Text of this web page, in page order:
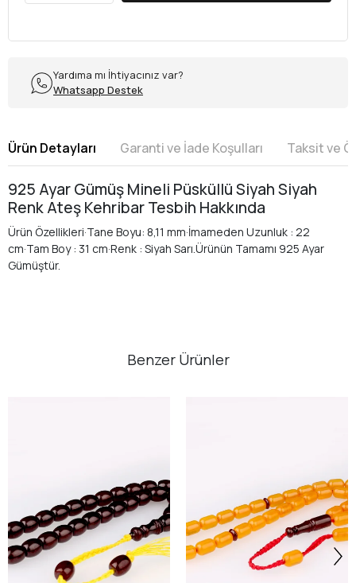
Yardıma mı İhtiyacınız var?
Whatsapp Destek
Ürün Detayları Garanti ve İade Koşulları Taksit ve
925 Ayar Gümüş Mineli Püsküllü Siyah Siyah
Renk Ateş Kehribar Tesbih Hakkında
Ürün Özellikleri·Tane Boyu: 8,11 mm·İmameden Uzunluk : 22
cm·Tam Boy : 31 cm·Renk : Siyah Sarı.Ürünün Tamamı 925 Ayar
Gümüştür.
Benzer Ürünler